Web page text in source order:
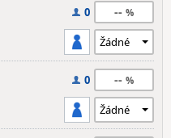
0 --
0 --